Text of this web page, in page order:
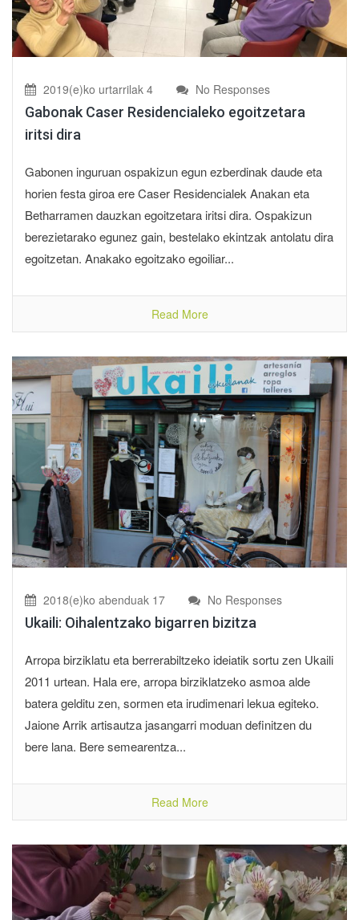
2019(e)ko urtarrilak 4 No Responses
Gabonak Caser Residencialeko egoitzetara
iritsi dira
Gabonen inguruan ospakizun egun ezberdinak daude eta
horien festa giroa ere Caser Residencialek Anakan eta
Betharramen dauzkan egoitzetara iritsi dira. Ospakizun
berezietarako egunez gain, bestelako ekintzak antolatu dira
egoitzetan. Anakako egoitzako egoiliar...
Read More
2018(e)ko abenduak 17 No Responses
Ukaili: Oihalentzako bigarren bizitza
Arropa birziklatu eta berrerabiltzeko ideiatik sortu zen Ukaili
2011 urtean. Hala ere, arropa birziklatzeko asmoa alde
batera gelditu zen, sormen eta irudimenari lekua egiteko.
Jaione Arrik artisautza jasangarri moduan definitzen du
bere lana. Bere semearentza...
Read More